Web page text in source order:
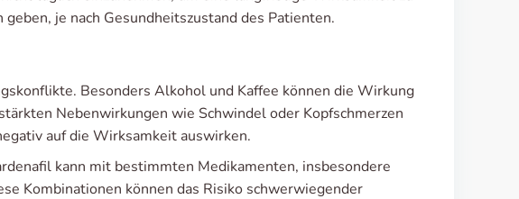
je nach Gesundheitszustand des Patienten.
Besonders Alkohol und Kaffee können die Wirkung
Nebenwirkungen wie Schwindel oder Kopfschmerzen
auf die Wirksamkeit auswirken.
kann mit bestimmten Medikamenten, insbesondere
Kombinationen können das Risiko schwerwiegender